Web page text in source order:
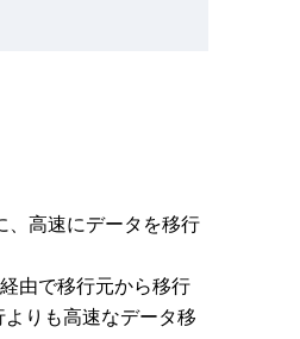
高速にデータを移行
由で移行元から移行
りも高速なデータ移